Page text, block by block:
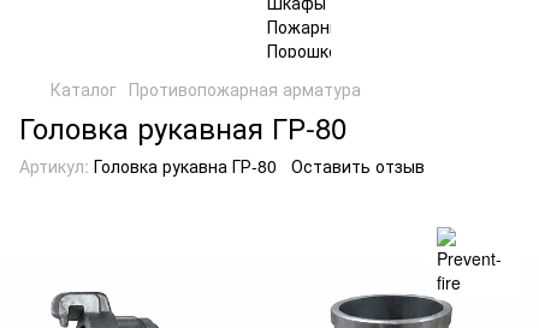
Каталог Противопожарная арматура
Головка рукавная ГР-80
Артикул: Головка рукавна ГР-80 Оставить отзыв